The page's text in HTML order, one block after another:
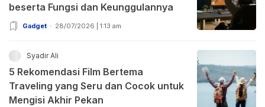
beserta Fungsi dan Keunggulannya
Gadget 28/07/2026 | 1:13 am
Syadir Ali
5 Rekomendasi Film Bertema
Traveling yang Seru dan Cocok untuk
Mengisi Akhir Pekan